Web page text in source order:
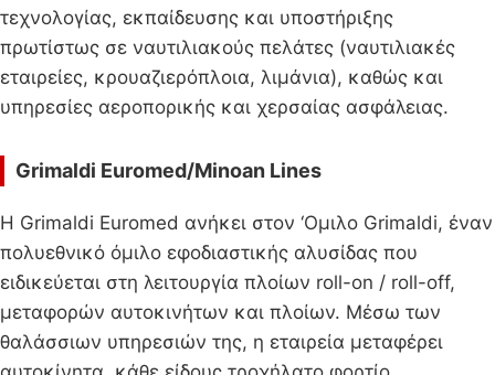
τεχνολογίας, εκπαίδευσης και υποστήριξης
πρωτίστως σε ναυτιλιακούς πελάτες (ναυτιλιακές
εταιρείες, κρουαζιερόπλοια, λιμάνια), καθώς και
υπηρεσίες αεροπορικής και χερσαίας ασφάλειας.
Grimaldi Euromed/Minoan Lines
H Grimaldi Euromed ανήκει στον ‘Ομιλο Grimaldi, έναν
πολυεθνικό όμιλο εφοδιαστικής αλυσίδας που
ειδικεύεται στη λειτουργία πλοίων roll-on / roll-off,
μεταφορών αυτοκινήτων και πλοίων. Μέσω των
θαλάσσιων υπηρεσιών της, η εταιρεία μεταφέρει